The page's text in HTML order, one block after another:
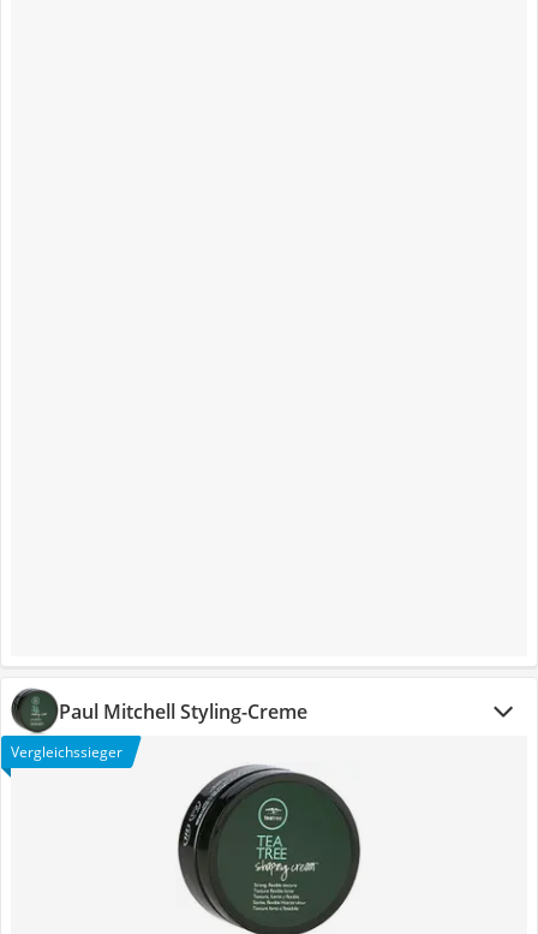
Paul Mitchell Styling-Creme
Vergleichssieger